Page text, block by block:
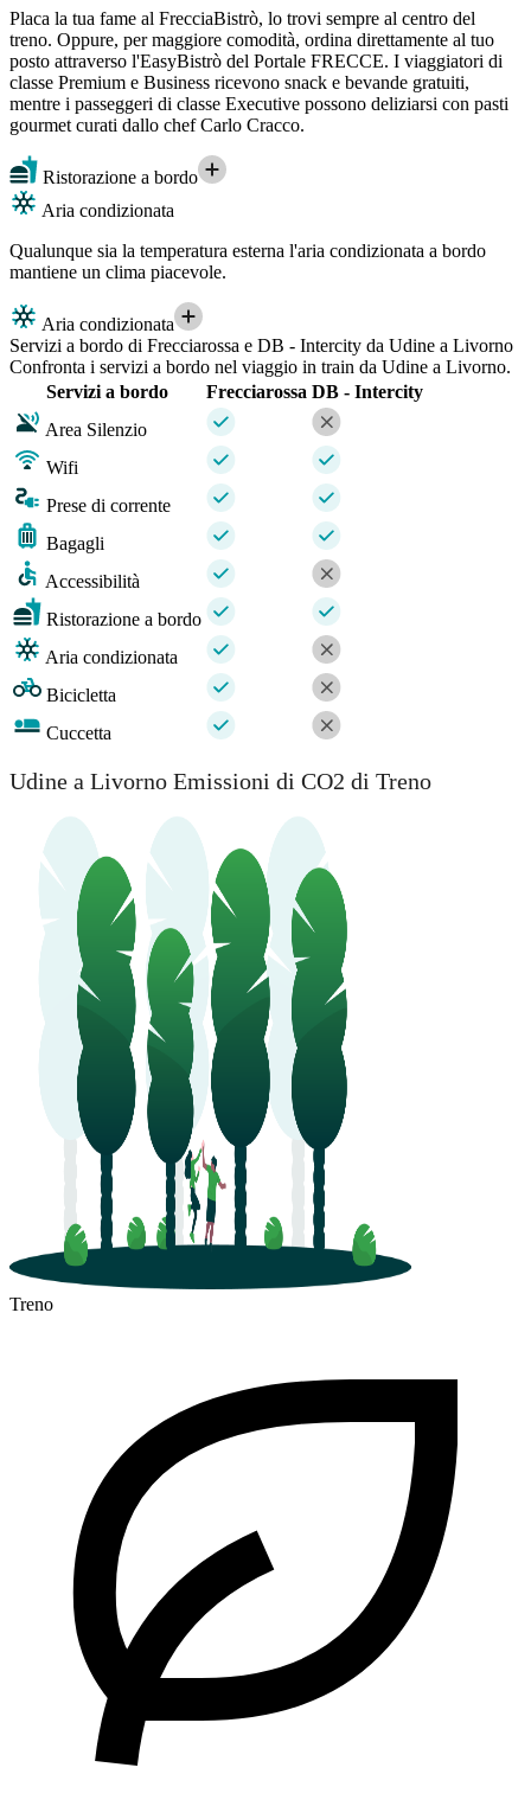
Placa la tua fame al FrecciaBistrò, lo trovi sempre al centro del
treno. Oppure, per maggiore comodità, ordina direttamente al tuo
posto attraverso l'EasyBistrò del Portale FRECCE. I viaggiatori di
classe Premium e Business ricevono snack e bevande gratuiti,
mentre i passeggeri di classe Executive possono deliziarsi con pasti
gourmet curati dallo chef Carlo Cracco.
Ristorazione a bordo
Aria condizionata
Qualunque sia la temperatura esterna l'aria condizionata a bordo
mantiene un clima piacevole.
Aria condizionata
Servizi a bordo di Frecciarossa e DB - Intercity da Udine a Livorno
Confronta i servizi a bordo nel viaggio in train da Udine a Livorno.
Servizi a bordo
Frecciarossa DB - Intercity
Area Silenzio
Wifi
Prese di corrente
Bagagli
Accessibilità
Ristorazione a bordo
Aria condizionata
Bicicletta
Cuccetta
Udine a Livorno Emissioni di CO2 di Treno
Treno